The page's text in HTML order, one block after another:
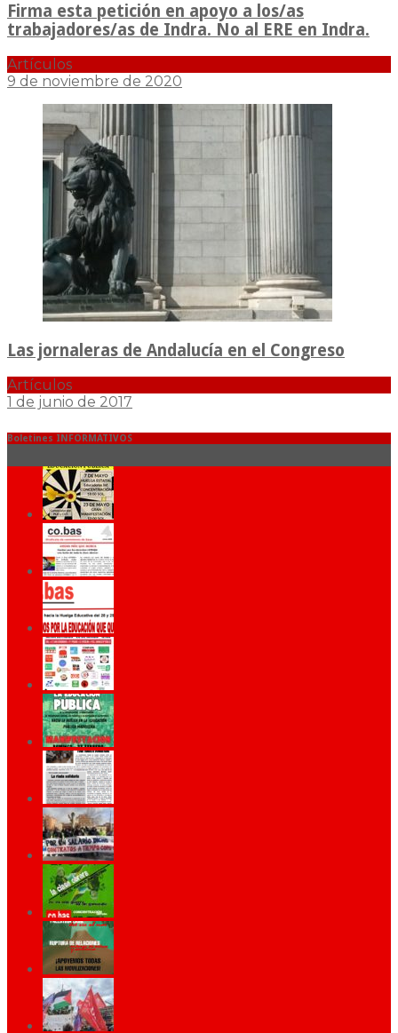
Firma esta petición en apoyo a los/as
trabajadores/as de Indra. No al ERE en Indra.
Artículos
9 de noviembre de 2020
Las jornaleras de Andalucía en el Congreso
Artículos
1 de junio de 2017
Boletines INFORMATIVOS